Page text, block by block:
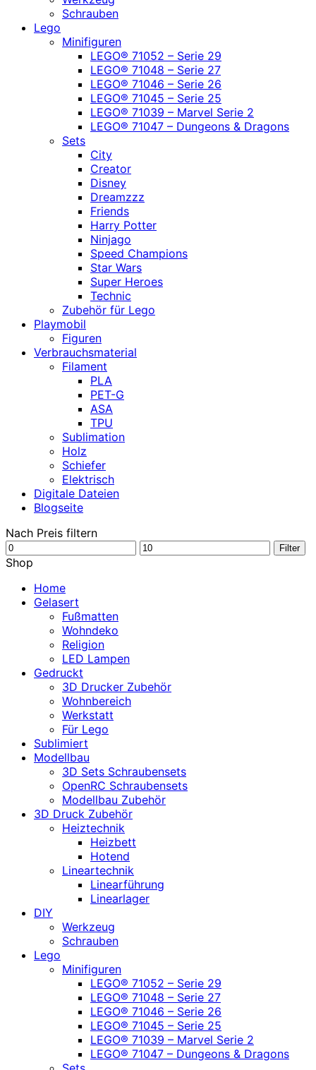
Schrauben
Lego
Minifiguren
LEGO® 71052 – Serie 29
LEGO® 71048 – Serie 27
LEGO® 71046 – Serie 26
LEGO® 71045 – Serie 25
LEGO® 71039 – Marvel Serie 2
LEGO® 71047 – Dungeons & Dragons
Sets
City
Creator
Disney
Dreamzzz
Friends
Harry Potter
Ninjago
Speed Champions
Star Wars
Super Heroes
Technic
Zubehör für Lego
Playmobil
Figuren
Verbrauchsmaterial
Filament
PLA
PET-G
ASA
TPU
Sublimation
Holz
Schiefer
Elektrisch
Digitale Dateien
Blogseite
Nach Preis filtern
Min.
Preis
Max.
Filter
Shop
Home
Gelasert
Fußmatten
Wohndeko
Religion
LED Lampen
Gedruckt
3D Drucker Zubehör
Wohnbereich
Werkstatt
Für Lego
Sublimiert
Modellbau
3D Sets Schraubensets
OpenRC Schraubensets
Modellbau Zubehör
3D Druck Zubehör
Heiztechnik
Heizbett
Hotend
Lineartechnik
Linearführung
Linearlager
DIY
Werkzeug
Schrauben
Lego
Minifiguren
LEGO® 71052 – Serie 29
LEGO® 71048 – Serie 27
LEGO® 71046 – Serie 26
LEGO® 71045 – Serie 25
LEGO® 71039 – Marvel Serie 2
LEGO® 71047 – Dungeons & Dragons